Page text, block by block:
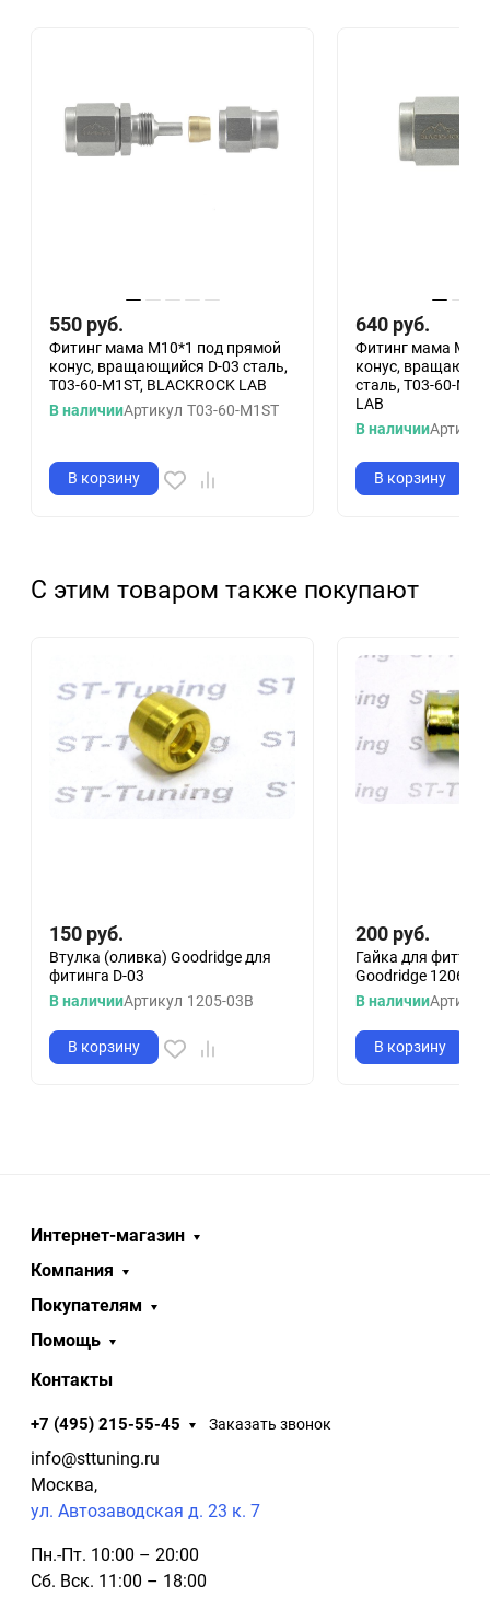
550 руб.
Фитинг мама M10*1 под прямой
конус, вращающийся D-03 сталь,
T03-60-M1ST, BLACKROCK LAB
В наличииАртикул T03-60-M1ST
В корзину
640 руб.
Фитинг мама
конус,
сталь, T03-60-M1,
LAB
В наличииАртикул
В корзину
С этим товаром также покупают
150 руб.
Втулка (оливка) Goodridge для
фитинга D-03
В наличииАртикул 1205-03B
В корзину
200 руб.
Гайка для
Goodridge 1206-
В наличииАртикул
В корзину
Интернет-магазин
Компания
Покупателям
Помощь
Контакты
+7 (495) 215-55-45 Заказать звонок
info@sttuning.ru
Москва,
ул. Автозаводская д. 23 к. 7
Пн.-Пт. 10:00 – 20:00
Сб. Вск. 11:00 – 18:00